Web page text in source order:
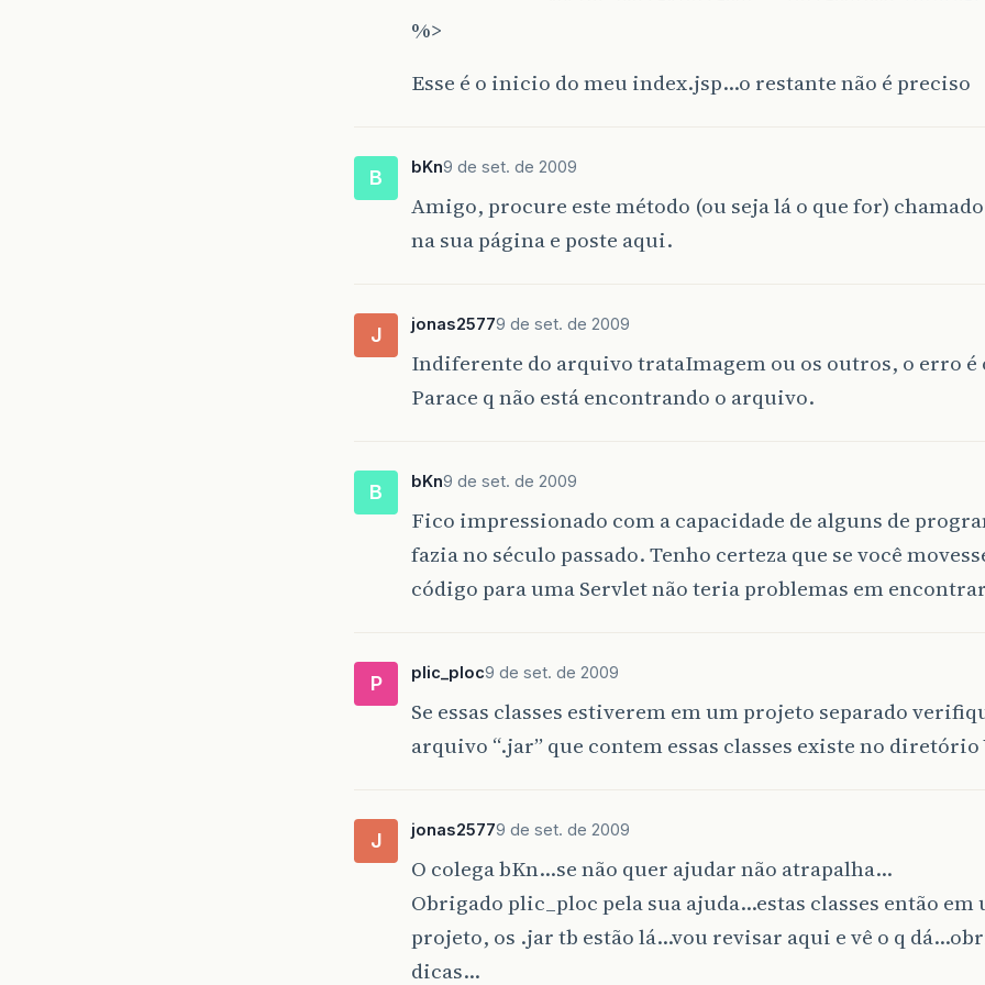
//AcessoDAO AcessoDAO =
//AcessoDAO.incrementaAcessoComponente(1);
%>
Esse é o inicio do meu index.jsp…o restante não é preciso
B bKn9 de set. de 2009
Amigo, procure este método (ou seja lá o que for)
na sua página e poste aqui.
J jonas25779 de set. de 2009
Indiferente do arquivo trataImagem ou os outros, o erro é
Parace q não está encontrando o arquivo.
B bKn9 de set. de 2009
Fico impressionado com a capacidade de alguns de
fazia no século passado. Tenho certeza que se você
código para uma Servlet não teria problemas em
P plic_ploc9 de set. de 2009
Se essas classes estiverem em um projeto separado
arquivo “.jar” que contem essas classes existe no
J jonas25779 de set. de 2009
O colega bKn…se não quer ajudar não atrapalha…
Obrigado plic_ploc pela sua ajuda…estas classes então em
projeto, os .jar tb estão lá…vou revisar aqui e vê o q
dicas…